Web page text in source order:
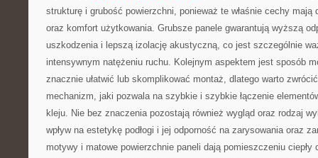
strukturę i grubość powierzchni, ponieważ te właśnie cechy mają
oraz komfort użytkowania. Grubsze panele gwarantują wyższą
uszkodzenia i lepszą izolację akustyczną, co jest szczególnie
intensywnym natężeniu ruchu. Kolejnym aspektem jest sposób
znacznie ułatwić lub skomplikować montaż, dlatego warto
mechanizm, jaki pozwala na szybkie i szybkie łączenie
kleju. Nie bez znaczenia pozostają również wygląd oraz rodzaj
wpływ na estetykę podłogi i jej odporność na zarysowania oraz
motywy i matowe powierzchnie paneli dają pomieszczeniu ciepły